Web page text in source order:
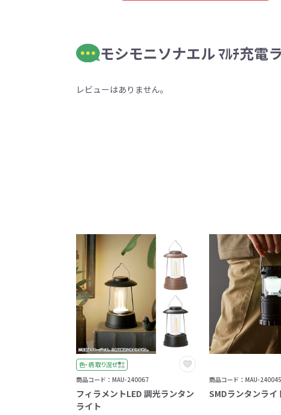
モシモニソナエル ﾏﾙﾁ充電
レビューはありません。
色・柄 取り混ぜ
商品コード：MAU-240067
フィラメントLED 調光ランタン
ライト
商品コード：MAU-240045
SMDランタンライ